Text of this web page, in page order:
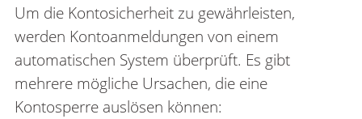
Um die Kontosicherheit zu gewährleisten,
werden Kontoanmeldungen von einem
automatischen System überprüft. Es gibt
mehrere mögliche Ursachen, die eine
Kontosperre auslösen können: